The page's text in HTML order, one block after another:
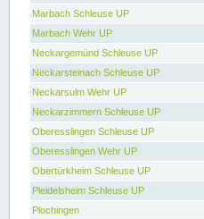
Marbach Schleuse UP
Marbach Wehr UP
Neckargemünd Schleuse UP
Neckarsteinach Schleuse UP
Neckarsulm Wehr UP
Neckarzimmern Schleuse UP
Oberesslingen Schleuse UP
Oberesslingen Wehr UP
Obertürkheim Schleuse UP
Pleidelsheim Schleuse UP
Plochingen